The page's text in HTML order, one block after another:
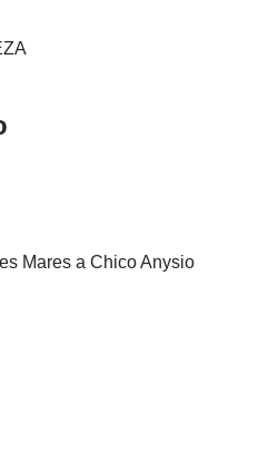
Mares a Chico Anysio